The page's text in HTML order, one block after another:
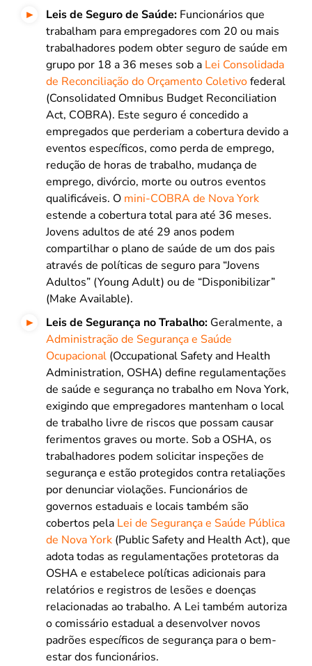
Leis de Seguro de Saúde: Funcionários que
trabalham para empregadores com 20 ou mais
trabalhadores podem obter seguro de saúde em
grupo por 18 a 36 meses sob a Lei Consolidada
de Reconciliação do Orçamento Coletivofederal
(Consolidated Omnibus Budget Reconciliation
Act, COBRA). Este seguro é concedido a
empregados que perderiam a cobertura devido a
eventos específicos, como perda de emprego,
redução de horas de trabalho, mudança de
emprego, divórcio, morte ou outros eventos
qualificáveis. O mini-COBRA de Nova York
estende a cobertura total para até 36 meses.
Jovens adultos de até 29 anos podem
compartilhar o plano de saúde de um dos pais
através de políticas de seguro para “Jovens
Adultos” (Young Adult) ou de “Disponibilizar”
(Make Available).
Leis de Segurança no Trabalho: Geralmente, a
Administração de Segurança e Saúde
Ocupacional (Occupational Safety and Health
Administration, OSHA) define regulamentações
de saúde e segurança no trabalho em Nova York,
exigindo que empregadores mantenham o local
de trabalho livre de riscos que possam causar
ferimentos graves ou morte. Sob a OSHA, os
trabalhadores podem solicitar inspeções de
segurança e estão protegidos contra retaliações
por denunciar violações. Funcionários de
governos estaduais e locais também são
cobertos pela Lei de Segurança e Saúde Pública
de Nova York (Public Safety and Health Act), que
adota todas as regulamentações protetoras da
OSHA e estabelece políticas adicionais para
relatórios e registros de lesões e doenças
relacionadas ao trabalho. A Lei também autoriza
o comissário estadual a desenvolver novos
padrões específicos de segurança para o bem-
estar dos funcionários.